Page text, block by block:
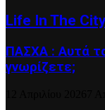
Life In The
ΠΑΣΧΑ : Αυτά
γνωρίζετε;